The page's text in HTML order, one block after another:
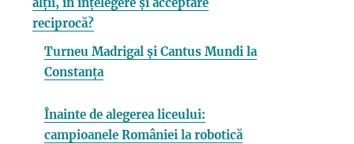
reciprocă?
Turneu Madrigal și Cantus Mundi la
Constanța
Înainte de alegerea liceului:
campioanele României la robotică